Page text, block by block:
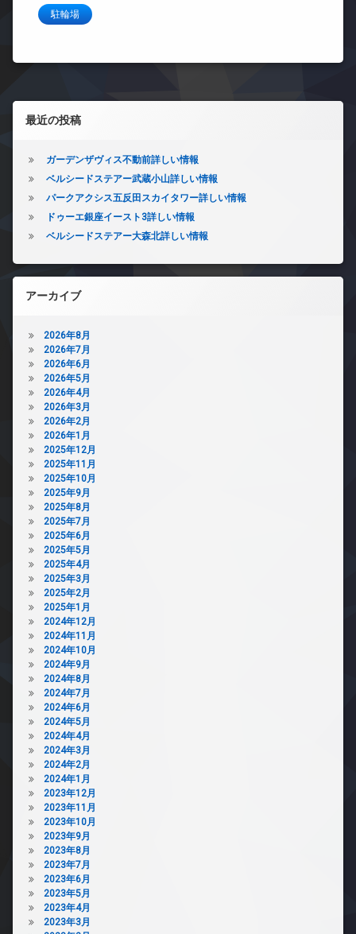
駐輪場
左サイドバー
最近の投稿
ガーデンザヴィス不動前詳しい情報
ベルシードステアー武蔵小山詳しい情報
パークアクシス五反田スカイタワー詳しい情報
ドゥーエ銀座イースト3詳しい情報
ベルシードステアー大森北詳しい情報
アーカイブ
2026年8月
2026年7月
2026年6月
2026年5月
2026年4月
2026年3月
2026年2月
2026年1月
2025年12月
2025年11月
2025年10月
2025年9月
2025年8月
2025年7月
2025年6月
2025年5月
2025年4月
2025年3月
2025年2月
2025年1月
2024年12月
2024年11月
2024年10月
2024年9月
2024年8月
2024年7月
2024年6月
2024年5月
2024年4月
2024年3月
2024年2月
2024年1月
2023年12月
2023年11月
2023年10月
2023年9月
2023年8月
2023年7月
2023年6月
2023年5月
2023年4月
2023年3月